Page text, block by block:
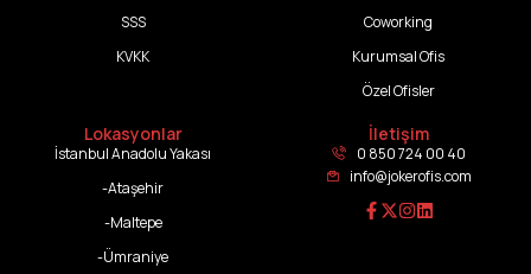
SSS
KVKK
Coworking
Kurumsal Ofis
Özel Ofisler
Lokasyonlar
İstanbul Anadolu Yakası
-Ataşehir
-Maltepe
-Ümraniye
İletişim
0 850 724 00 40
info@jokerofis.com